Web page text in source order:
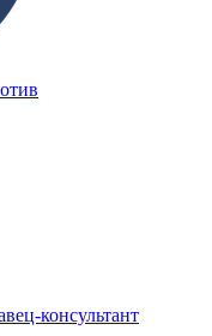
консультант